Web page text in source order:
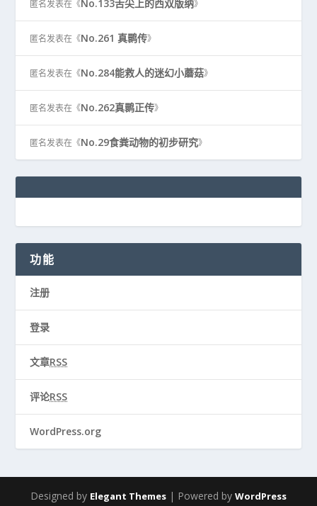
匿名发表在《No.133舌尖上的西双版纳》
匿名发表在《No.261 真鹮传》
匿名发表在《No.284能救人的迷幻小蘑菇》
匿名发表在《No.262真鹮正传》
匿名发表在《No.29食粪动物的初步研究》
功能
注册
登录
文章RSS
评论RSS
WordPress.org
Designed by Elegant Themes | Powered by WordPress